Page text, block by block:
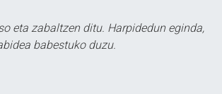
eta zabaltzen ditu. Harpidedun eginda,
babestuko duzu.